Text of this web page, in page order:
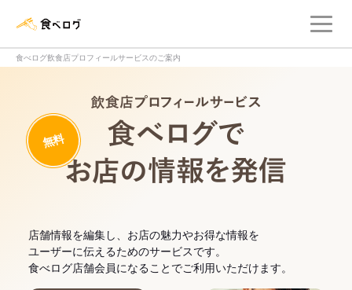
食べログ飲食店プロフィールサービスのご案内
無料
店舗情報を編集し、お店の魅力やお得な情報を
ユーザーに伝えるためのサービスです。
食べログ店舗会員になることでご利用いただけます。